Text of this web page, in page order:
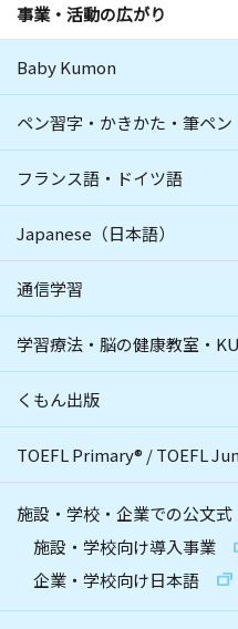
事業・活動の広がり
Baby Kumon
ペン習字・かきかた・筆ペン
フランス語・ドイツ語
Japanese（日本語）
通信学習
学習療法・脳の健康教室・
くもん出版
TOEFL Primary® /TOEFL
施設・学校・企業での公文式
施設・学校向け導入事業
企業・学校向け日本語